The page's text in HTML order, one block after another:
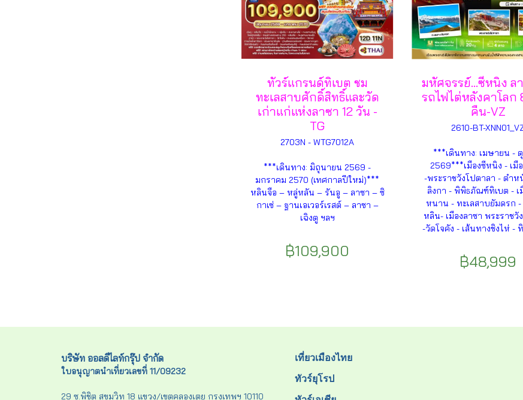
ทัวร์แกรนด์ทิเบต ชม
ทะเลสาบศักดิ์สิทธิ์และวัด
เก่าแก่แห่งลาซา 12 วัน -
TG
2703N - WTG7012A
***เดินทาง: มิถุนายน 2569 -
มกราคม 2570 (เทศกาลปีใหม่)***
หลินจือ – หลู่หลัน – รันอู – ลาซา – ซิ
กาเซ่ – ฐานเอเวอร์เรสต์ – ลาซา –
เฉิงตู ฯลฯ
฿109,900
มหัศจรรย์...ซีหนิง ล
รถไฟไต่หลังคาโลก
คืน-VZ
2610-BT-
***เดินทาง: เมษายน -
2569***เมืองซีหนิง - เมื
-พระราชวังโปตาลา - ตำ
ลิงกา - พิพิธภัณฑ์ทิเบต - เ
หนาน - ทะเลสาบยัมดรก -
หลิน- เมืองลาซา พระราชวั
-วัดโจคัง - เส้นทางชิงไห่ -
฿48,999
บริษัท ออลดีไลท์กรุ๊ป จำกัด
ใบอนุญาตนำเที่ยวเลขที่ 11/09232
29 ซ.พิชิต สุขุมวิท 18 แขวง/เขตคลองเตย กรุงเทพฯ 10110
เที่ยวเมืองไทย
ทัวร์ยุโรป